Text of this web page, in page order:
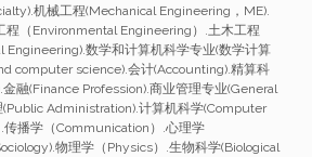
机械工程(Mechanical Engineering，ME).
（Environmental Engineering）.土木工程
Engineering).数学和计算机科学专业(数学计算
computer science).会计(Accounting).精算科
融(Finance Profession).商业管理专业(General
Administration).计算机科学(Computer
传播学（Communication）.心理学
物理学（Physics）.生物科学(Biological